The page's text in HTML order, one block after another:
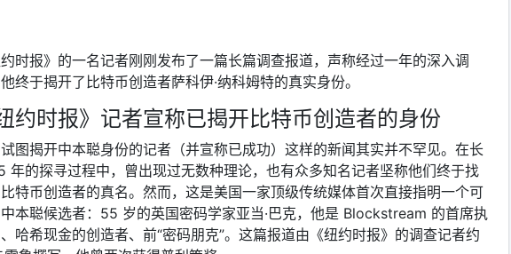
约时报》的一名记者刚刚发布了一篇长篇调查报道，声称经过一年的深入调
终于揭开了比特币创造者萨科伊·纳科姆特的真实身份。
约时报》记者宣称已揭开比特币创造者的身份
图揭开中本聪身份的记者（并宣称已成功）这样的新闻其实并不罕见。在长
年的探寻过程中，曾出现过无数种理论，也有众多知名记者坚称他们终于找
特币创造者的真名。然而，这是美国一家顶级传统媒体首次直接指明一个可
本聪候选者：55 岁的英国密码学家亚当·巴克，他是 Blockstream 的首席执
哈希现金的创造者、前“密码朋克”。这篇报道由《纽约时报》的调查记者约